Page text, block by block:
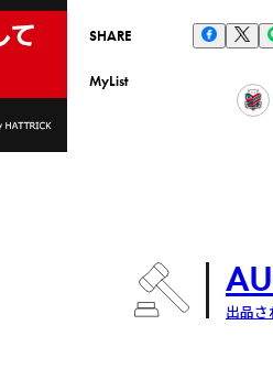
SHARE
MyList
出品さ